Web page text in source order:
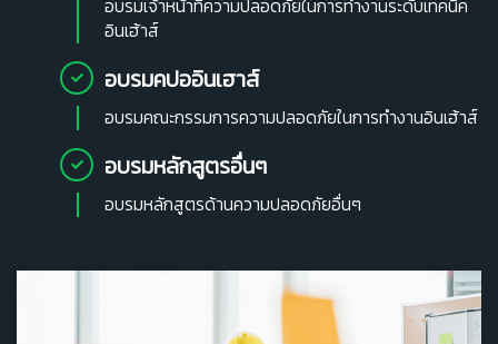
อบรมเจ้าหน้าที่ความปลอดภัยในการทำงานระดับเทคนิค
อินเฮ้าส์
อบรมคปออินเฮาส์
อบรมคณะกรรมการความปลอดภัยในการทำงานอินเฮ้าส์
อบรมหลักสูตรอื่นๆ
อบรมหลักสูตรด้านความปลอดภัยอื่นๆ